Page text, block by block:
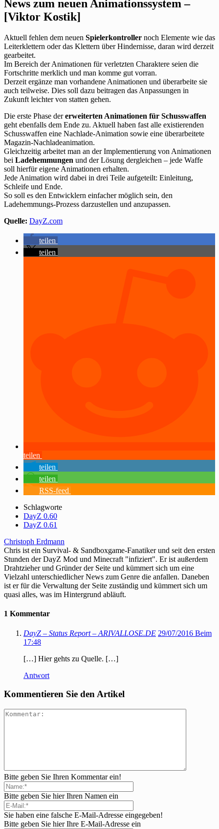
News zum neuen Animationssystem –
[Viktor Kostik]
Aktuell fehlen dem neuen Spielerkontroller noch Elemente wie das
Leiterklettern oder das Klettern über Hindernisse, daran wird derzeit
gearbeitet.
Im Bereich der Animationen für verletzten Charaktere seien die
Fortschritte merklich und man komme gut vorran.
Derzeit ergänze man vorhandene Animationen und überarbeite sie
auch teilweise. Dies soll dazu beitragen das Anpassungen in
Zukunft leichter von statten gehen.
Die erste Phase dererweiterten Animationen für Schusswaffen
geht ebenfalls dem Ende zu. Aktuell haben fast alle existierenden
Schusswaffen eine Nachlade-Animation sowie eine überarbeitete
Magazin-Nachladeanimation.
Gleichzeitig arbeitet man an der Implementierung von Animationen
bei Ladehemmungen und der Lösung dergleichen – jede Waffe
soll hierfür eigene Animationen erhalten.
Jede Animation wird dabei in drei Teile aufgeteilt: Einleitung,
Schleife und Ende.
So soll es den Entwicklern einfacher möglich sein, den
Ladehemmungs-Prozess darzustellen und anzupassen.
Quelle: DayZ.com
teilen
teilen
teilen
teilen
teilen
RSS-feed
Schlagworte
DayZ 0.60
DayZ 0.61
Christoph Erdmann
Chris ist ein Survival- & Sandboxgame-Fanatiker und seit den ersten
Stunden der DayZ Mod und Minecraft "infiziert". Er ist außerdem
Drahtzieher und Gründer der Seite und kümmert sich um eine
Vielzahl unterschiedlicher News zum Genre die anfallen. Daneben
ist er für die Verwaltung der Seite zuständig und kümmert sich um
quasi alles, was im Hintergrund abläuft.
1 Kommentar
DayZ – Status Report – ARIVALLOSE.DE 29/07/2016 Beim
17:48
[…] Hier gehts zu Quelle. […]
Antwort
Kommentieren Sie den Artikel
Bitte geben Sie Ihren Kommentar ein!
Bitte geben Sie hier Ihren Namen ein
Sie haben eine falsche E-Mail-Adresse eingegeben!
Bitte geben Sie hier Ihre E-Mail-Adresse ein